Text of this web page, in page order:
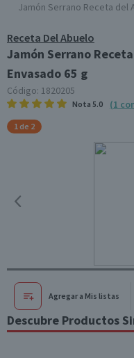
Jamón Serrano Receta del
Receta Del Abuelo
Jamón Serrano
Envasado 65 g
Código: 1820205
Nota 5.0 (1
1 de 2
Agregar a Mis listas
Descubre Productos